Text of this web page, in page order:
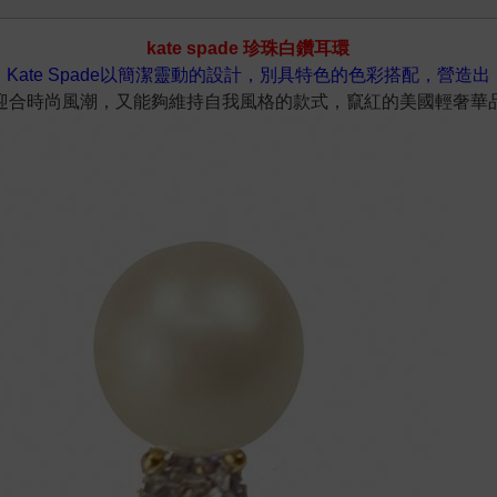
kate spade 珍珠白鑽耳環
Kate Spade以簡潔靈動的設計，別具特色的色彩搭配，營造出
合時尚風潮，又能夠維持自我風格的款式，竄紅的美國輕奢華